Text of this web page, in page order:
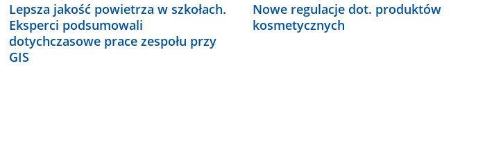
Lepsza jakość powietrza w szkołach.
Eksperci podsumowali
dotychczasowe prace zespołu przy
GIS
Nowe regulacje dot. produktów
kosmetycznych